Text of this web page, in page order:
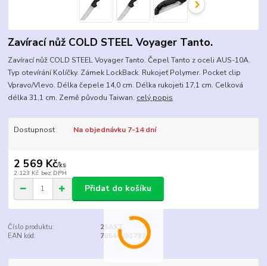
Zavírací nůž COLD STEEL Voyager Tanto.
Zavírací nůž COLD STEEL Voyager Tanto. Čepel Tanto z oceli AUS-10A.
Typ otevírání Kolíčky. Zámek LockBack. Rukojeť Polymer. Pocket clip
Vpravo/Vlevo. Délka čepele 14,0 cm. Délka rukojeti 17,1 cm. Celková
délka 31,1 cm. Země původu Taiwan. celý popis
Dostupnost Na objednávku 7-14 dní
2 569 Kč/ks
2 123 Kč bez DPH
Přidat do košíku
Číslo produktu:
29AXT
EAN kód:
705442017974